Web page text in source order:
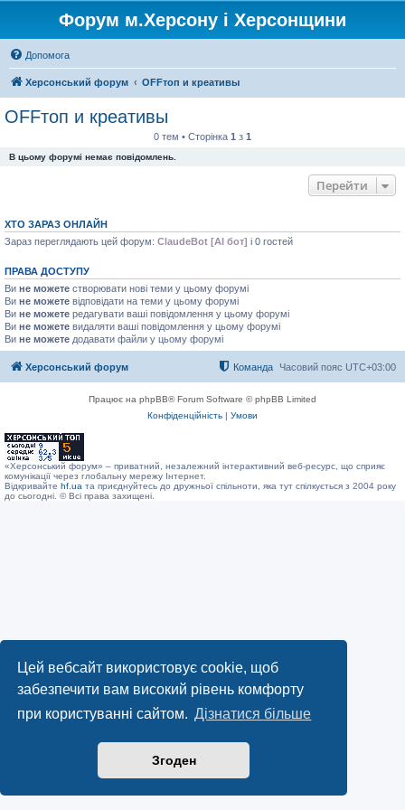
Цей вебсайт використовує cookie, щоб
забезпечити вам високий рівень комфорту
при користуванні сайтом. Дізнатися більше
Згоден
Форум м.Херсону і Херсонщини
Допомога
Херсонський форум OFFтоп и креативы
OFFтоп и креативы
0 тем • Сторінка 1 з 1
В цьому форумі немає повідомлень.
Перейти
ХТО ЗАРАЗ ОНЛАЙН
Зараз переглядають цей форум: ClaudeBot [AI бот] і 0 гостей
ПРАВА ДОСТУПУ
Ви не можете створювати нові теми у цьому форумі
Ви не можете відповідати на теми у цьому форумі
Ви не можете редагувати ваші повідомлення у цьому форумі
Ви не можете видаляти ваші повідомлення у цьому форумі
Ви не можете додавати файли у цьому форумі
Херсонський форум Часовий пояс UTC+03:00
Команда
Працює на phpBB® Forum Software © phpBB Limited
Конфіденційність | Умови
«Херсонський форум» – приватний, незалежний інтерактивний веб-ресурс, що сприяє
комунікації через глобальну мережу Інтернет.
Відкривайте hf.ua та приєднуйтесь до дружньої спільноти, яка тут спілкується з 2004 року
до сьогодні. © Всі права захищені.